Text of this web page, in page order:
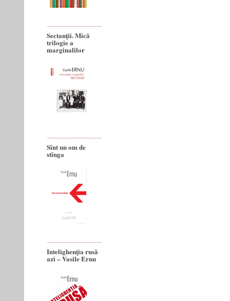
Sectanţii. Mică
trilogie a
marginalilor
Sînt un om de
stînga
Intelighenţia rusă
azi – Vasile Ernu